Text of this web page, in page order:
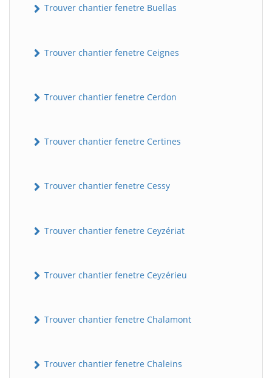
Trouver chantier fenetre Buellas
Trouver chantier fenetre Ceignes
Trouver chantier fenetre Cerdon
Trouver chantier fenetre Certines
Trouver chantier fenetre Cessy
Trouver chantier fenetre Ceyzériat
Trouver chantier fenetre Ceyzérieu
Trouver chantier fenetre Chalamont
Trouver chantier fenetre Chaleins